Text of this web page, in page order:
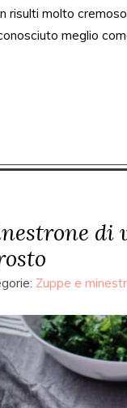
risulti molto
meglio
di
Zuppe e